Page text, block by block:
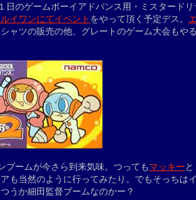
日のゲームボーイアドバンス用・ミスタードリ
イワンにてイベント をやって頂く予定デス。
ャツの販売の他、グレートのゲーム大会もや
ブームが今さら到来気味。つっても マッキー
も当然のように行ってみたり。でもそっちは
うか細田監督ブームなのかー？